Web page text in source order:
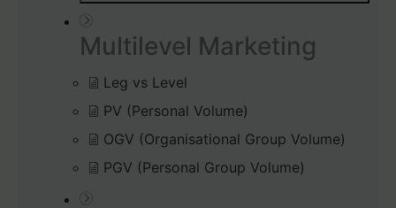
Multilevel Marketing
Leg vs Level
PV (Personal Volume)
OGV (Organisational Group Volume)
PGV (Personal Group Volume)